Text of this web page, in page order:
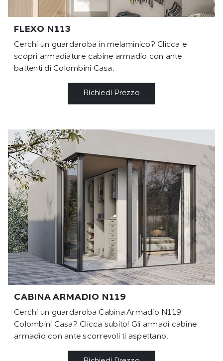
FLEXO N113
Cerchi un guardaroba in melaminico? Clicca e
scopri armadiature cabine armadio con ante
battenti di Colombini Casa.
Richiedi Prezzo
CABINA ARMADIO N119
Cerchi un guardaroba Cabina Armadio N119
Colombini Casa? Clicca subito! Gli armadi cabine
armadio con ante scorrevoli ti aspettano.